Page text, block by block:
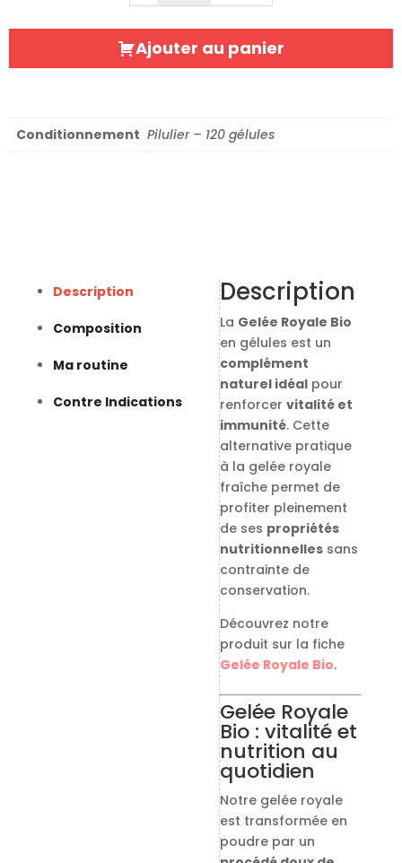
Ajouter au panier
Conditionnement Pilulier – 120 gélules
Description
Composition
Ma routine
Contre Indications
Description
La Gelée Royale Bio
en gélules est un
complément
naturel idéalpour
renforcer vitalité et
immunité. Cette
alternative pratique
à la gelée royale
fraîche permet de
profiter pleinement
de ses propriétés
nutritionnellessans
contrainte de
conservation.
Découvrez notre
produit sur la fiche
Gelée Royale Bio.
Gelée Royale
Bio : vitalité et
nutrition au
quotidien
Notre gelée royale
est transformée en
poudre par un